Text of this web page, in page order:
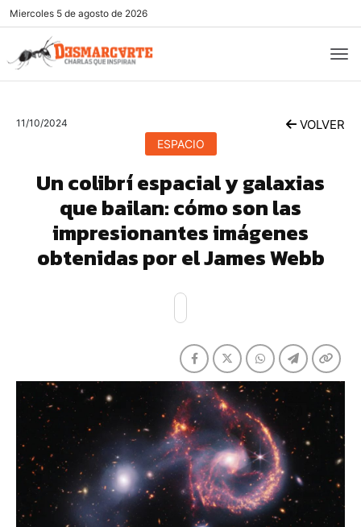
Miercoles 5 de agosto de 2026
11/10/2024 VOLVER
ESPACIO
Un colibrí espacial y galaxias
que bailan: cómo son las
impresionantes imágenes
obtenidas por el James Webb